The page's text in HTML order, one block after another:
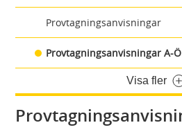
Provtagningsanvisningar
Provtagningsanvisningar A-Ö
Visa fler